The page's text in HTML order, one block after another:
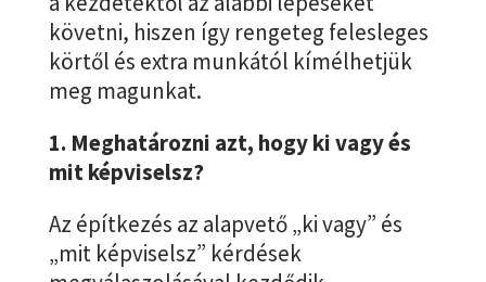
követni, hiszen így rengeteg felesleges
körtől és extra munkától kímélhetjük
meg magunkat.
1. Meghatározni azt, hogy ki vagy és
mit képviselsz?
Az építkezés az alapvető „ki vagy” és
„mit képviselsz” kérdések